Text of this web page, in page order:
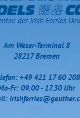
der Irish Ferries
Am Weser-Terminal 8
28217 Bremen
+49 421 17 60 208
Fr: 09.00 - 17.30 Uhr